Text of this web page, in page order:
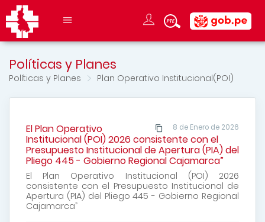
Políticas y Planes
Políticas y Planes Plan Operativo Institucional(POI)
8 de Enero de 2026
El Plan Operativo
Institucional (POI) 2026 consistente con el
Presupuesto Institucional de Apertura (PIA) del
Pliego 445 - Gobierno Regional Cajamarca”
El Plan Operativo Institucional (POI) 2026
consistente con el Presupuesto Institucional de
Apertura (PIA) del Pliego 445 - Gobierno Regional
Cajamarca”